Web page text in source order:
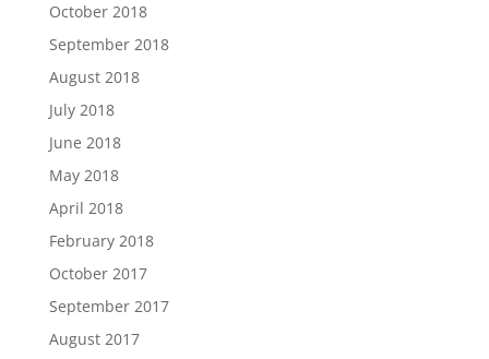
October 2018
September 2018
August 2018
July 2018
June 2018
May 2018
April 2018
February 2018
October 2017
September 2017
August 2017